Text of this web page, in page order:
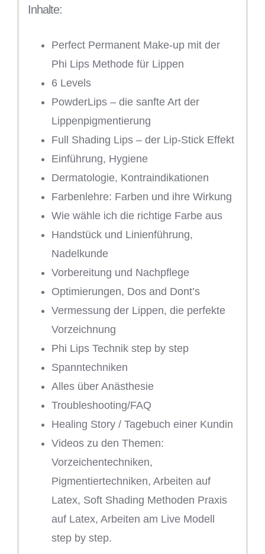
Inhalte:
Perfect Permanent Make-up mit der
Phi Lips Methode für Lippen
6 Levels
PowderLips – die sanfte Art der
Lippenpigmentierung
Full Shading Lips – der Lip-Stick Effekt
Einführung, Hygiene
Dermatologie, Kontraindikationen
Farbenlehre: Farben und ihre Wirkung
Wie wähle ich die richtige Farbe aus
Handstück und Linienführung,
Nadelkunde
Vorbereitung und Nachpflege
Optimierungen, Dos and Dont’s
Vermessung der Lippen, die perfekte
Vorzeichnung
Phi Lips Technik step by step
Spanntechniken
Alles über Anästhesie
Troubleshooting/FAQ
Healing Story / Tagebuch einer Kundin
Videos zu den Themen:
Vorzeichentechniken,
Pigmentiertechniken, Arbeiten auf
Latex, Soft Shading Methoden Praxis
auf Latex, Arbeiten am Live Modell
step by step.